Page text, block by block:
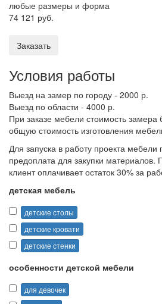
любые размеры и форма
74 121 руб.
Заказать
Условия работы
Выезд на замер по городу - 2000 р.
Выезд по области - 4000 р.
При заказе мебели стоимость замера
общую стоимость изготовления
Для запуска в работу проекта
предоплата для закупки материалов.
клиент оплачивает остаток 30% за
детская мебель
детские столы
детские кровати
детские стенки
особенности детской мебели
для девочек